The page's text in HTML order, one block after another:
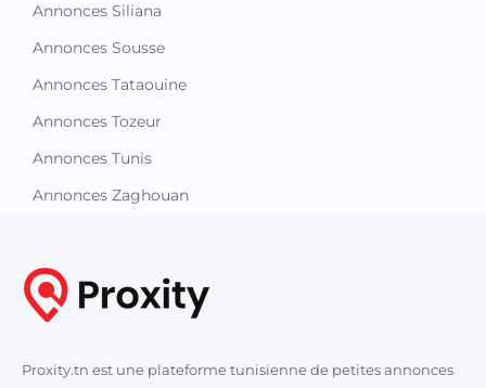
Annonces Siliana
Annonces Sousse
Annonces Tataouine
Annonces Tozeur
Annonces Tunis
Annonces Zaghouan
Proxity.tn est une plateforme tunisienne de petites annonces